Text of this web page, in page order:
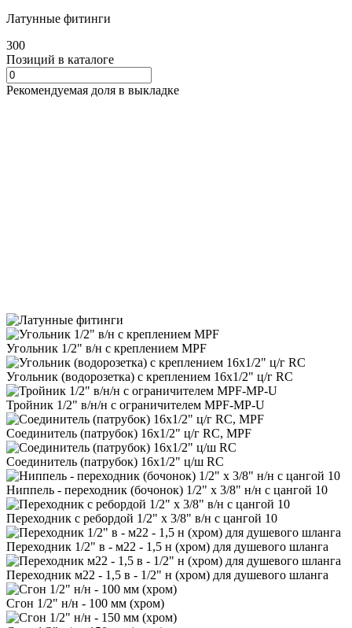
Латунные фитинги
300
Позиций в каталоге
Рекомендуемая доля в выкладке
Угольник 1/2" в/н с креплением MPF
Угольник (водорозетка) с креплением 16х1/2" ц/г RC
Тройник 1/2" в/н/н с ограничителем MPF-MP-U
Соединитель (патрубок) 16х1/2" ц/г RC, MPF
Соединитель (патрубок) 16х1/2" ц/ш RC
Ниппель - переходник (бочонок) 1/2" х 3/8" н/н с цангой 10
Переходник с ребордой 1/2" х 3/8" в/н с цангой 10
Переходник 1/2" в - м22 - 1,5 н (хром) для душевого шланга
Переходник м22 - 1,5 в - 1/2" н (хром) для душевого шланга
Сгон 1/2" н/н - 100 мм (хром)